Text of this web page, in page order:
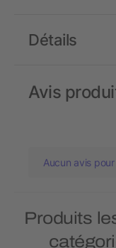
Détails
Avis
Aucun avis
Produits